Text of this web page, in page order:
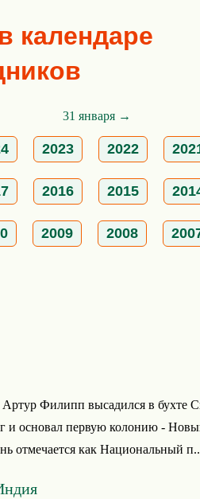
календаре
31 января →
2023 2022
2016 2015
2009 2008
Артур Филипп высадился в бухте
и основал первую колонию -
отмечается как Национальный